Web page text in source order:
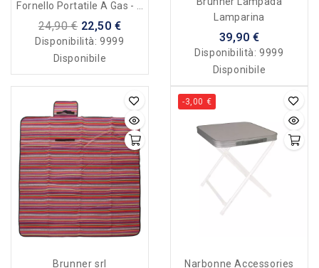
Fornello Portatile A Gas - 2
Fuochi
24,90 € 22,50 €
Disponibilità:9999
Disponibile
Lamparina
39,90 €
Disponibilità:9999
Disponibile
Brunner srl
-3,00 €
Narbonne Accessories